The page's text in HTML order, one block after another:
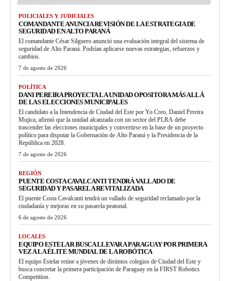
POLICIALES Y JUDICIALES
COMANDANTE ANUNCIA REVISIÓN DE LA ESTRATEGIA DE
SEGURIDAD EN ALTO PARANÁ
El comandante César Silguero anunció una evaluación integral del sistema de
seguridad de Alto Paraná. Podrían aplicarse nuevas estrategias, refuerzos y
cambios.
7 de agosto de 2026
POLÍTICA
DANI PEREIRA PROYECTA LA UNIDAD OPOSITORA MÁS ALLÁ
DE LAS ELECCIONES MUNICIPALES
El candidato a la Intendencia de Ciudad del Este por Yo Creo, Daniel Pereira
Mujica, afirmó que la unidad alcanzada con un sector del PLRA debe
trascender las elecciones municipales y convertirse en la base de un proyecto
político para disputar la Gobernación de Alto Paraná y la Presidencia de la
República en 2028.
7 de agosto de 2026
REGIÓN
PUENTE COSTA CAVALCANTI TENDRÁ VALLADO DE
SEGURIDAD Y PASARELA REVITALIZADA
El puente Costa Cavalcanti tendrá un vallado de seguridad reclamado por la
ciudadanía y mejoras en su pasarela peatonal.
6 de agosto de 2026
LOCALES
EQUIPO ESTELAR BUSCA LLEVAR A PARAGUAY POR PRIMERA
VEZ A LA ÉLITE MUNDIAL DE LA ROBÓTICA
El equipo Estelar reúne a jóvenes de distintos colegios de Ciudad del Este y
busca concretar la primera participación de Paraguay en la FIRST Robotics
Competition.